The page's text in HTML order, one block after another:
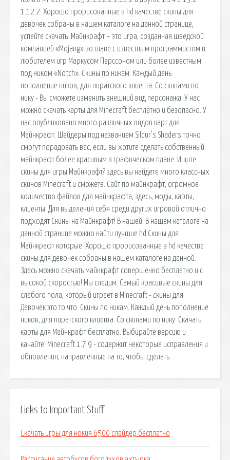
1.12.2. Хорошо прорисованные в hd качестве скины для
девочек собраны в нашем каталоге на данной странице,
успейте скачать. Майнкрафт – это игра, созданная шведской
компанией «Mojang» во главе с известным программистом и
любителем игр Маркусом Перссоном или более известным
под ником «Notch». Скины по никам. Каждый день
пополнение ников, для пиратского клиента. Со скинами по
нику - Вы сможете изменить внешний вид персонажа. У нас
можно скачать карты для Minecraft бесплатно и безопасно. У
нас опубликовано много различных видов карт для
Майнкрафт. Шейдеры под названием Sildur’s Shaders точно
смогут порадовать вас, если вы хотите сделать собственный
майнкрафт более красивым в графическом плане. Ищите
скины для игры Майнкрафт? здесь вы найдете много классных
скинов Minecraft и сможете. Сайт по майнкрафт, огромное
количество файлов для майнкрафта, здесь, моды, карты,
клиенты. Для выделения себя среди других игровой отлично
подходят Скины на Майнкрафт! В нашей. В нашем каталоге на
данной странице можно найти лучшие hd Скины для
Майнкрафт которые. Хорошо прорисованные в hd качестве
скины для девочек собраны в нашем каталоге на данной.
Здесь можно скачать майнкрафт совершенно бесплатно и с
высокой скоростью! Мы следим. Самый красивые скины для
слабого пола, который играет в Minecraft - скины для
Девочек это то что. Скины по никам. Каждый день пополнение
ников, для пиратского клиента. Со скинами по нику. Скачать
карты для Майнкрафт бесплатно. Выбирайте версию и
качайте. Minecraft 1.7.9 - содержит некоторые исправления и
обновления, направленные на то, чтобы сделать.
Links to Important Stuff
Скачать игры для нокия 6500 слайдер бесплатно